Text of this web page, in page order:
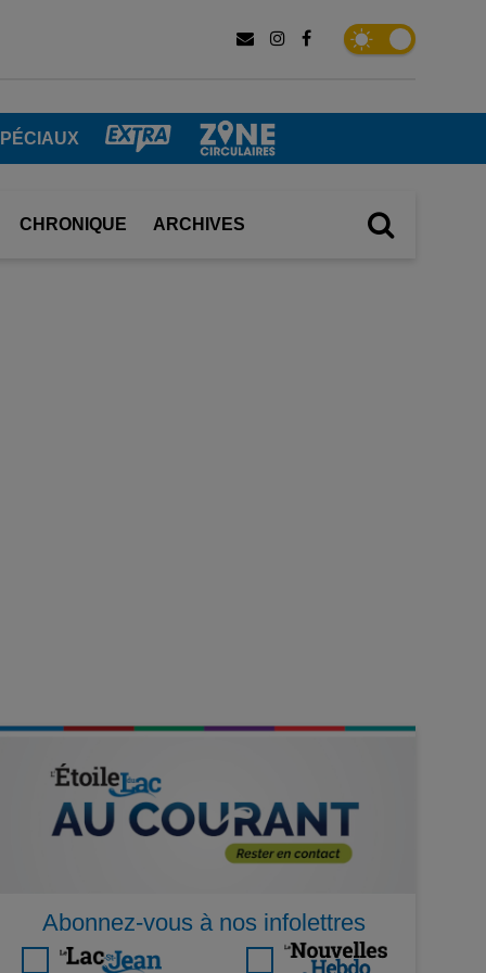
CHRONIQUE ARCHIVES
Abonnez-vous à nos infolettres